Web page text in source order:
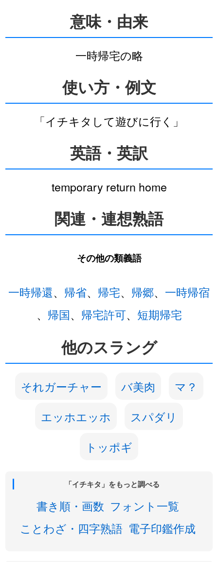
意味・由来
一時帰宅の略
使い方・例文
「イチキタして遊びに行く」
英語・英訳
temporary return home
関連・連想熟語
その他の類義語
一時帰還、 帰省、 帰宅、 帰郷、 一時帰宿
、 帰国、 帰宅許可、 短期帰宅
他のスラング
それガーチャー バ美肉
マ？
エッホエッホ
スパダリ
トッポギ
「イチキタ」をもっと調べる
書き順・画数 フォント一覧
ことわざ・四字熟語 電子印鑑作成